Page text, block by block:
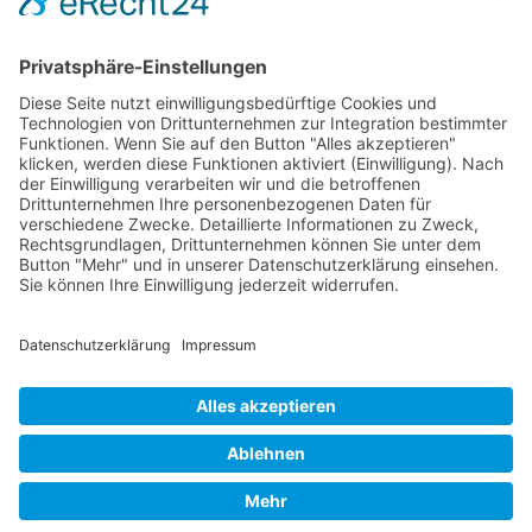
Kompakt Serie
Limited Edition
Schmalspur
Service
Kontakt
Datenschutz
AGB
Copyright © ILAFA eG Radolfzell | Änderungen und Irrtümer
vorbehalten. Abbildungen ähnlich.